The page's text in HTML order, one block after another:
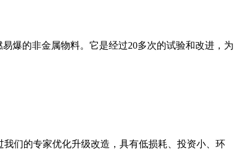
爆的非金属物料。它是经过20多次的试验和改进，为
们的专家优化升级改造，具有低损耗、投资小、环